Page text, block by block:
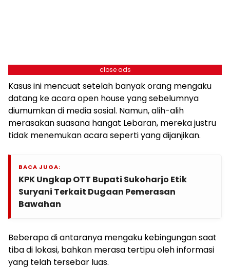
close ads
Kasus ini mencuat setelah banyak orang mengaku
datang ke acara open house yang sebelumnya
diumumkan di media sosial. Namun, alih-alih
merasakan suasana hangat Lebaran, mereka justru
tidak menemukan acara seperti yang dijanjikan.
BACA JUGA:
KPK Ungkap OTT Bupati Sukoharjo Etik
Suryani Terkait Dugaan Pemerasan
Bawahan
Beberapa di antaranya mengaku kebingungan saat
tiba di lokasi, bahkan merasa tertipu oleh informasi
yang telah tersebar luas.